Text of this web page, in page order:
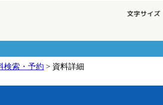
検索・予約 > 資料詳細